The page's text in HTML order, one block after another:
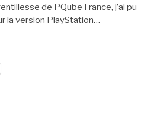
de PQube France, j’ai pu
la version PlayStation…